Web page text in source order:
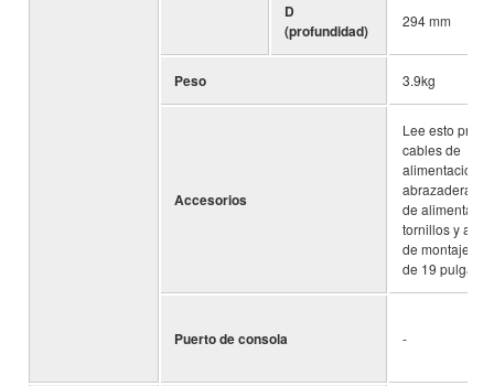
D
(profundidad)
294 mm
Peso 3.9kg
Accesorios
Lee esto
cables de
alimentación,
abrazadera
de
tornillos y
de montaje en
de 19
Puerto de consola -